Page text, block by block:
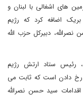
های اشغالی با لبنان و
اضافه کرد که رژیم
دبیرکل حزب الله
رئیس ستاد ارتش رژیم
رخ دادن است که ثابت می
سید حسن نصرالله